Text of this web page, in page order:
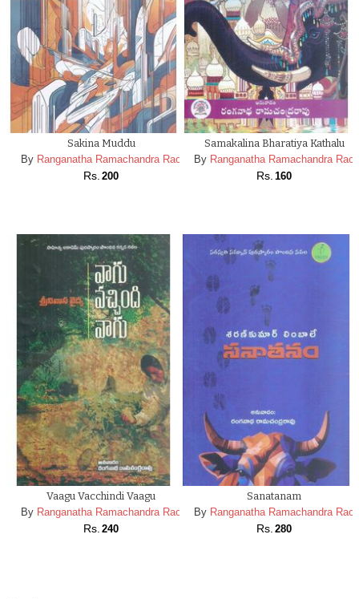
Sakina Muddu
By Ranganatha Ramachandra Rao
Rs. 200
Samakalina Bharatiya Kathalu
By Ranganatha Ramachandra Rao
Rs. 160
Vaagu Vacchindi Vaagu
By Ranganatha Ramachandra Rao
Rs. 240
Sanatanam
By Ranganatha Ramachandra Rao
Rs. 280